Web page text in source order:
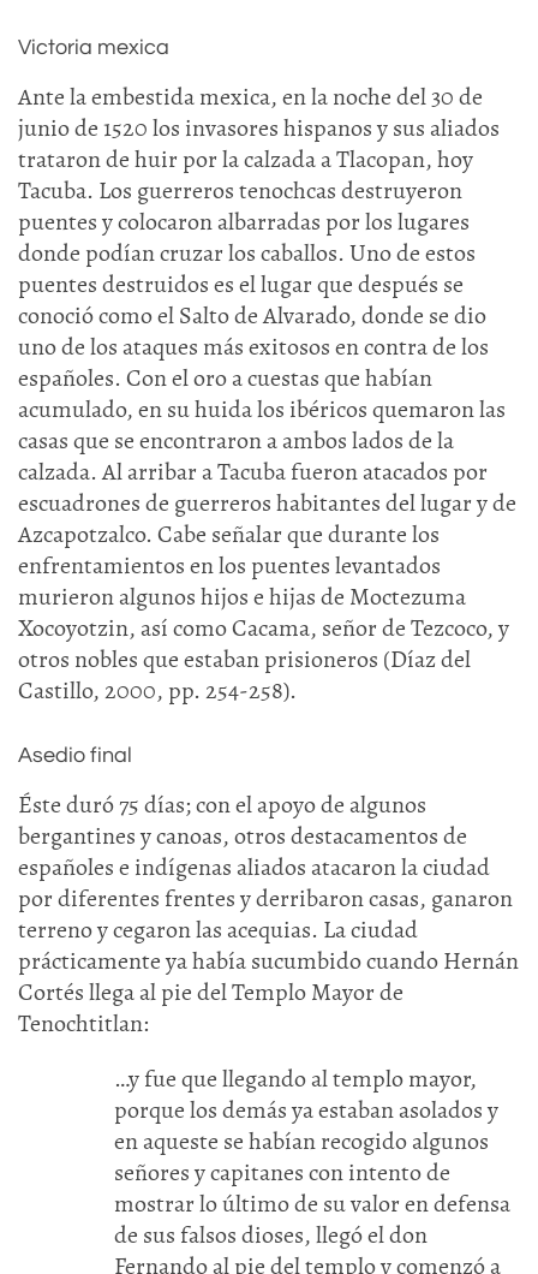
Victoria mexica
Ante la embestida mexica, en la noche del 30 de
junio de 1520 los invasores hispanos y sus aliados
trataron de huir por la calzada a Tlacopan, hoy
Tacuba. Los guerreros tenochcas destruyeron
puentes y colocaron albarradas por los lugares
donde podían cruzar los caballos. Uno de estos
puentes destruidos es el lugar que después se
conoció como el Salto de Alvarado, donde se dio
uno de los ataques más exitosos en contra de los
españoles. Con el oro a cuestas que habían
acumulado, en su huida los ibéricos quemaron las
casas que se encontraron a ambos lados de la
calzada. Al arribar a Tacuba fueron atacados por
escuadrones de guerreros habitantes del lugar y de
Azcapotzalco. Cabe señalar que durante los
enfrentamientos en los puentes levantados
murieron algunos hijos e hijas de Moctezuma
Xocoyotzin, así como Cacama, señor de Tezcoco, y
otros nobles que estaban prisioneros (Díaz del
Castillo, 2000, pp. 254-258).
Asedio final
Éste duró 75 días; con el apoyo de algunos
bergantines y canoas, otros destacamentos de
españoles e indígenas aliados atacaron la ciudad
por diferentes frentes y derribaron casas, ganaron
terreno y cegaron las acequias. La ciudad
prácticamente ya había sucumbido cuando Hernán
Cortés llega al pie del Templo Mayor de
Tenochtitlan:
…y fue que llegando al templo mayor,
porque los demás ya estaban asolados y
en aqueste se habían recogido algunos
señores y capitanes con intento de
mostrar lo último de su valor en defensa
de sus falsos dioses, llegó el don
Fernando al pie del templo y comenzó a